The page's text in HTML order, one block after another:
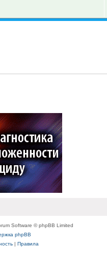
Software © phpBB Limited
phpBB
| Правила